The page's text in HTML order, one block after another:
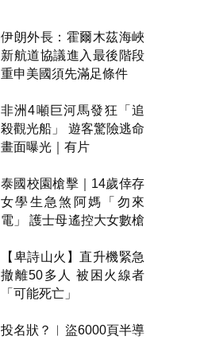
伊朗外長：霍爾木茲海峽
新航道協議進入最後階段
重申美國須先滿足條件
非洲4噸巨河馬發狂「追
殺觀光船」 遊客驚險逃命
畫面曝光｜有片
泰國校園槍擊｜14歲倖存
女學生急煞阿媽「勿來
電」 護士母遙控大女數槍
【卑詩山火】直升機緊急
撤離50多人 被困火線者
「可能死亡」
投名狀？︱盜6000頁半導